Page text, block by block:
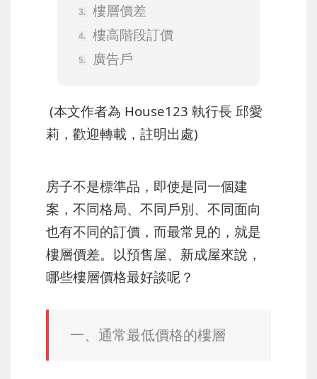
樓層價差
樓高階段訂價
廣告戶
(本文作者為 House123 執行長 邱愛
莉，歡迎轉載，註明出處)
房子不是標準品，即使是同一個建
案，不同格局、不同戶別、不同面向
也有不同的訂價，而最常見的，就是
樓層價差。以預售屋、新成屋來說，
哪些樓層價格最好談呢？
一、通常最低價格的樓層